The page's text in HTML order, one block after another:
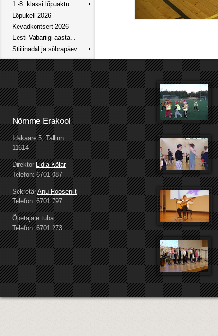
1.-8. klassi lõpuaktu...
Lõpukell 2026
Kevadkontsert 2026
Eesti Vabariigi aasta...
Stiilinädal ja sõbrapäev
Nõmme Erakool
Idakaare 5, Tallinn
11614
DirektorLidia Kõlar
Telefon: 6701 087
SekretärAnu Rooseniit
Telefon: 6701 797
Õpetajate tuba
Telefon: 6701 273